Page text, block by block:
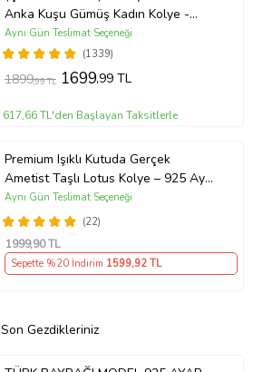
Anka Kuşu Gümüş Kadın Kolye -
MAVİ
(1339)
Aynı Gün Teslimat Seçeneği
1899,99 TL 1699,99 TL
617,66 TL'den Başlayan Taksitlerle
Premium Işıklı Kutuda Gerçek
Ametist Taşlı Lotus Kolye – 925 Ayar
Gümüş Kadın Kolye
(22)
Aynı Gün Teslimat Seçeneği
1999,90 TL
Sepette %20 İndirim 1599,92 TL
Son Gezdikleriniz